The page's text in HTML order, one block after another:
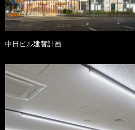
中日ビル建替計画